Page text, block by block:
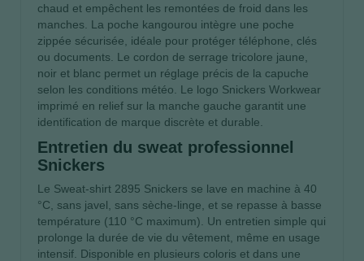
chaud et empêchent les remontées de froid dans les
manches. La poche kangourou intègre une poche
zippée sécurisée, idéale pour protéger téléphone, clés
ou documents. Le cordon de serrage tricolore jaune,
noir et blanc permet un réglage précis de la capuche
selon les conditions météo. Le logo Snickers Workwear
imprimé en relief sur la manche gauche garantit une
identification de marque discrète et durable.
Entretien du sweat professionnel
Snickers
Le Sweat-shirt 2895 Snickers se lave en machine à 40
°C, sans javel, sans sèche-linge, et se repasse à basse
température (110 °C maximum). Un entretien simple qui
prolonge la durée de vie du vêtement, même en usage
intensif. Disponible en plusieurs coloris et dans une